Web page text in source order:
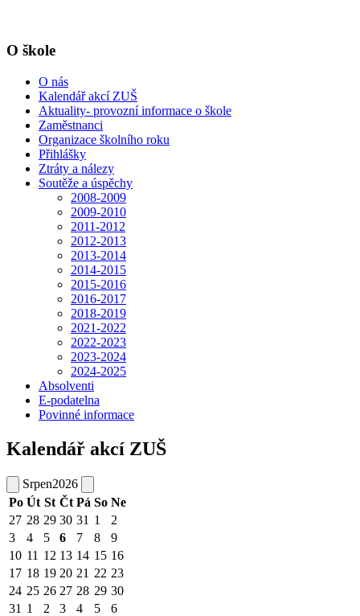
O škole
O nás
Kalendář akcí ZUŠ
Aktuality- provozní informace o škole
Zaměstnanci
Organizace školního roku
Přihlášky
Ztráty a nálezy
Soutěže a úspěchy
2008-2009
2009-2010
2011-2012
2012-2013
2013-2014
2014-2015
2015-2016
2016-2017
2018-2019
2021-2022
2022-2023
2023-2024
2024-2025
Absolventi
E-podatelna
Povinné informace
Kalendář akcí ZUŠ
Srpen2026
Po Út St Čt Pá So Ne
27 28 29 30 31 1
2
3
4 5 6 7 8
9
10 11 12 13 14 15 16
17 18 19 20 21 22 23
24 25 26 27 28 29 30
31 1 2 3 4 5 6